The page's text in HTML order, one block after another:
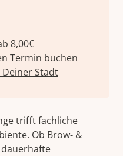
8,00€
Termin buchen
Stadt
trifft fachliche
Ob Brow- &